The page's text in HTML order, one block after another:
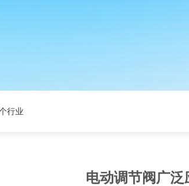
行业
电动调节阀广